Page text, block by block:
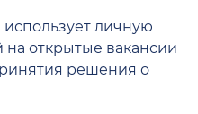
личную
открытые вакансии
решения о